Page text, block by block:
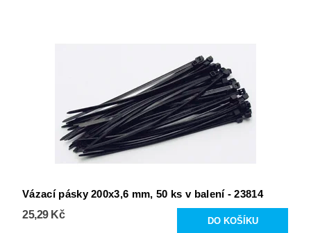
Vázací pásky 200x3,6 mm, 50 ks v balení - 23814
25,29 Kč